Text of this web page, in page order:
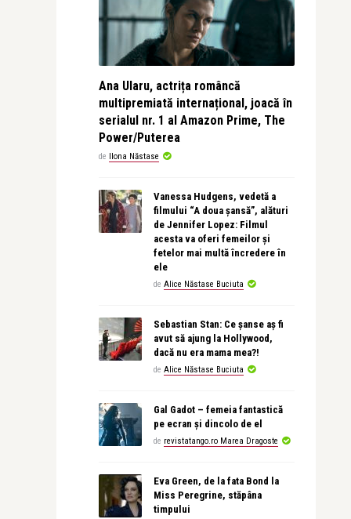
Ana Ularu, actrița româncă
multipremiată internațional, joacă în
serialul nr. 1 al Amazon Prime, The
Power/Puterea
de Ilona Năstase
Vanessa Hudgens, vedetă a
filmului “A doua șansă”, alături
de Jennifer Lopez: Filmul
acesta va oferi femeilor și
fetelor mai multă încredere în
ele
de Alice Năstase Buciuta
Sebastian Stan: Ce șanse aș fi
avut să ajung la Hollywood,
dacă nu era mama mea?!
de Alice Năstase Buciuta
Gal Gadot – femeia fantastică
pe ecran și dincolo de el
de revistatango.ro Marea Dragoste
Eva Green, de la fata Bond la
Miss Peregrine, stăpâna
timpului